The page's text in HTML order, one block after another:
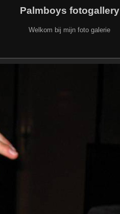
Palmboys fotogallery
Welkom bij mijn foto galerie